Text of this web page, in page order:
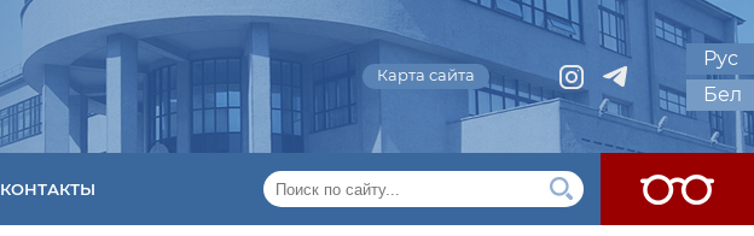
Карта сайта
Рус
Бел
КОНТАКТЫ